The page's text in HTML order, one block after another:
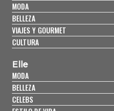
MODA
BELLEZA
VIAJES Y GOURMET
CULTURA
Elle
MODA
BELLEZA
CELEBS